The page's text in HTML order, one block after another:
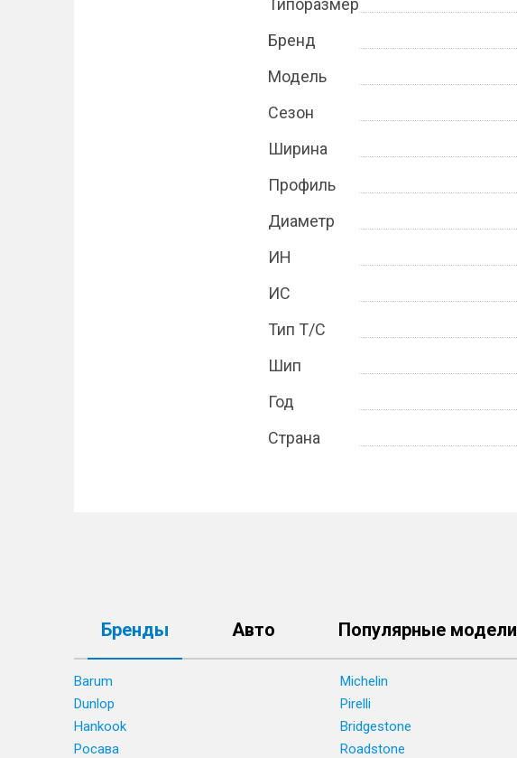
Типоразмер
Бренд
Модель
Сезон
Ширина
Профиль
Диаметр
ИН
ИС
Тип Т/С
Шип
Год
Страна
Бренды Авто Популярные модели
Barum Michelin
Dunlop
Pirelli
Hankook
Bridgestone
Росава
Roadstone